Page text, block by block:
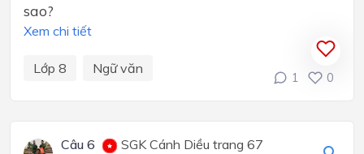
sao?
Xem chi tiết
Lớp 8 Ngữ văn
1 0
Câu 6 SGK Cánh Diều trang 67